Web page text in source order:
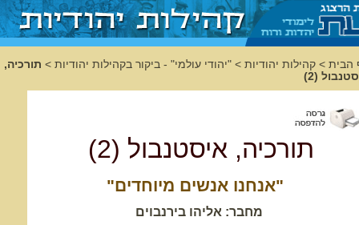
הבית > קהילות יהודיות > "יהודי עולמי" - ביקור בקהילות יהודיות > תורכיה,
(2)
תורכיה, איסטנבול (2)
"אנחנו אנשים מיוחדים"
מחבר: אליהו בירנבוים